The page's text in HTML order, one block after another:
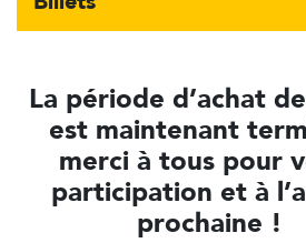
La période d’achat
est maintenant
merci à tous pour
participation et à
prochaine !